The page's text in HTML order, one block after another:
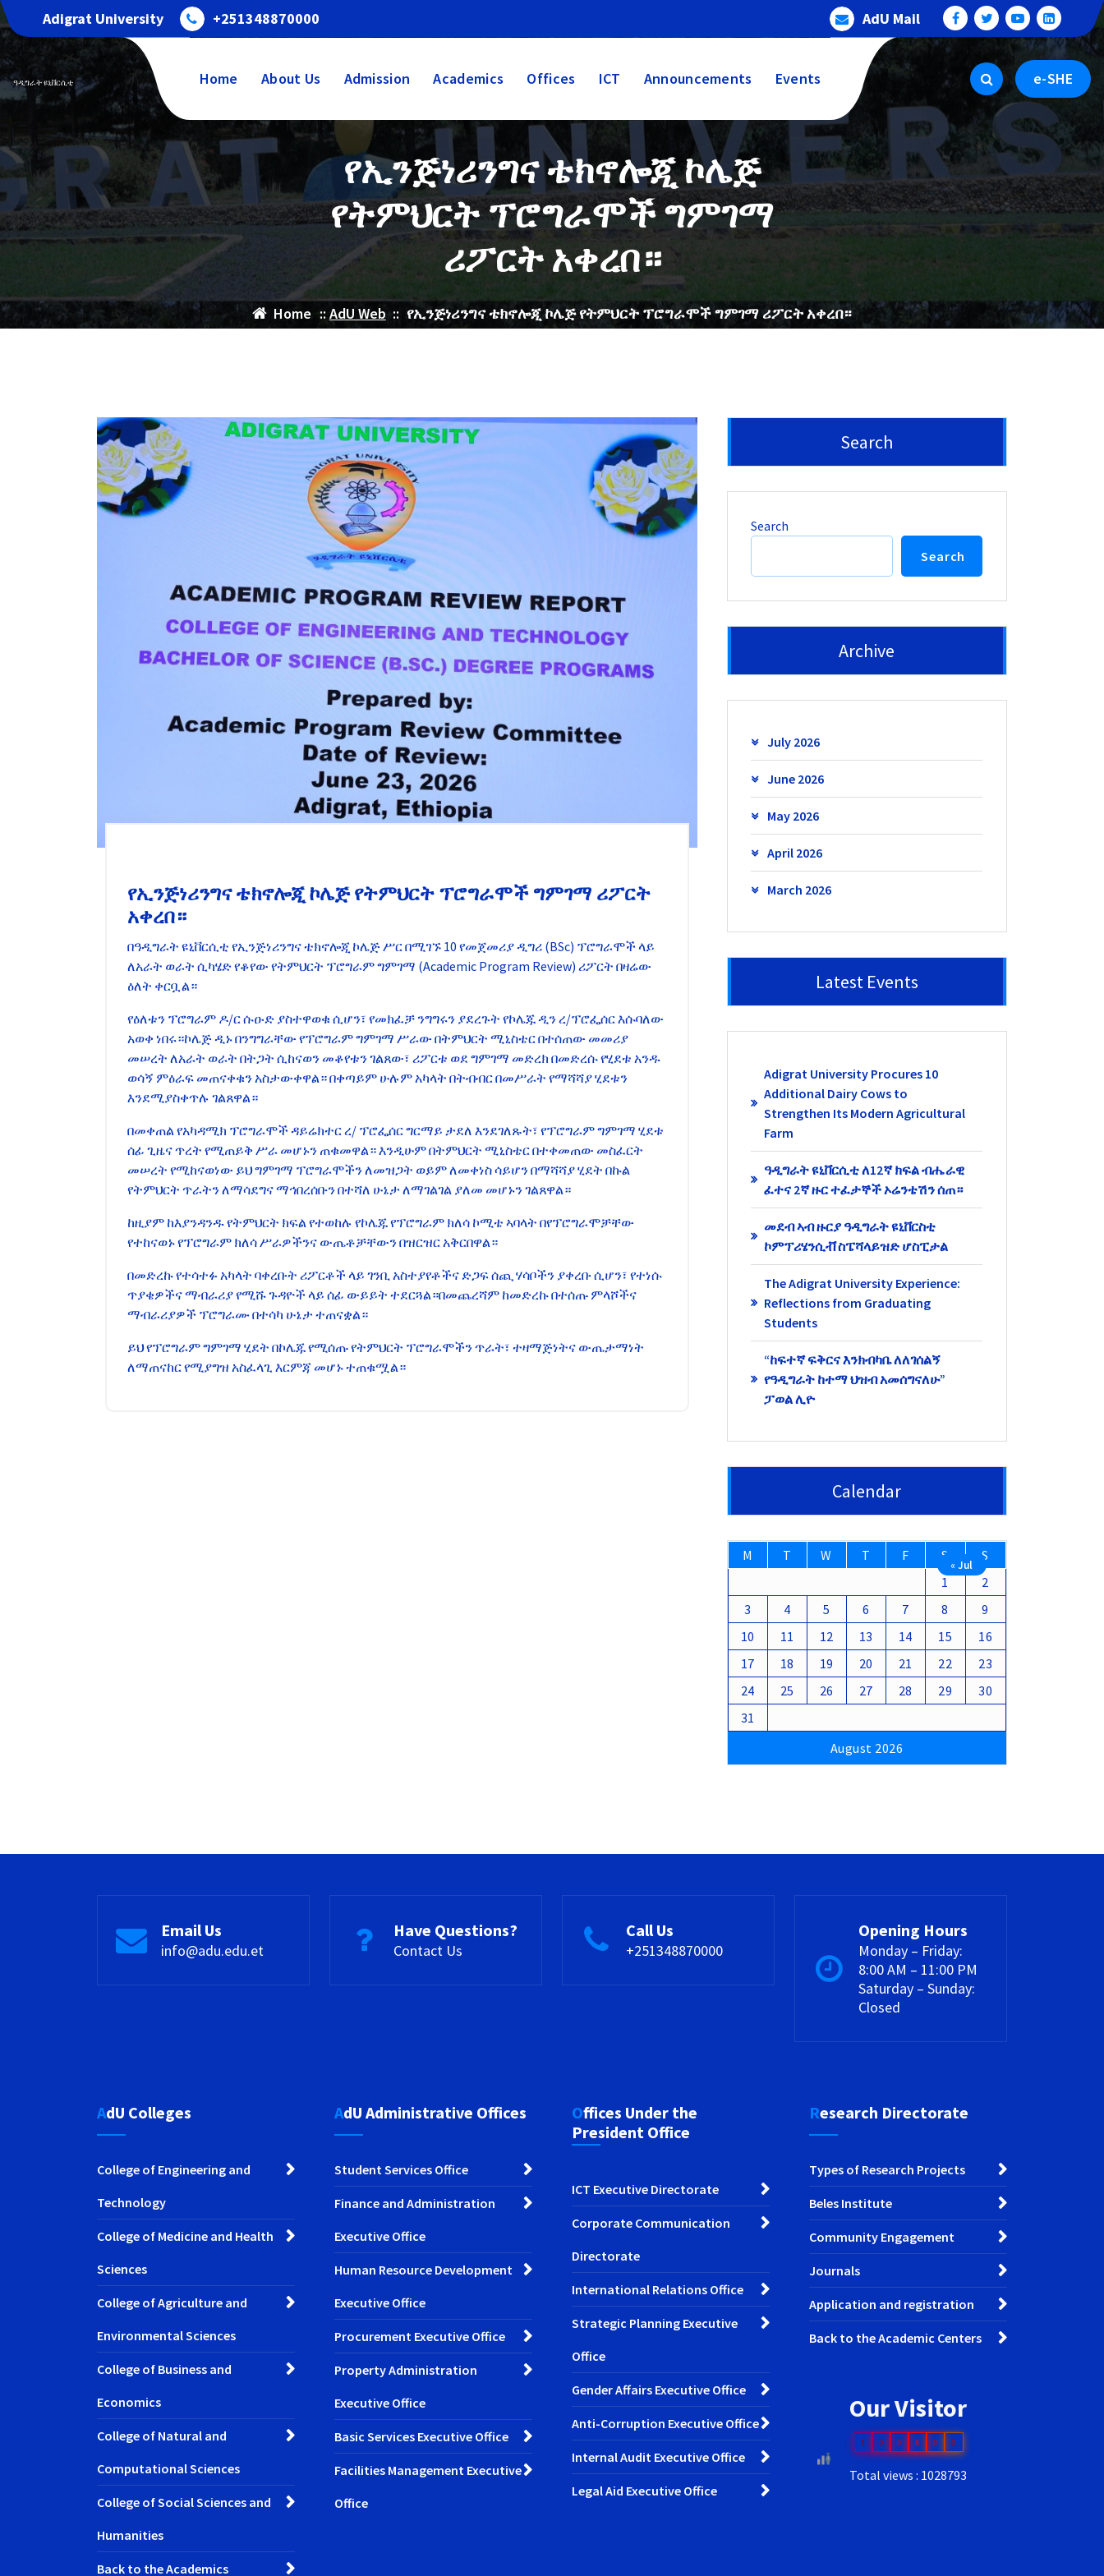
Skip
to
content
Adigrat University +251348870000 AdU Mail
ዓዲግራት ዩኒቨርሲቲ Home About Us Admission Academics Offices ICT Announcements Events e-SHE
የኢንጅነሪንግና ቴክኖሎጂ ኮሌጅ
የትምህርት ፕሮግራሞች ግምገማ
ሪፖርት አቀረበ።
Home ::AdU Web :: የኢንጅነሪንግና ቴክኖሎጂ ኮሌጅ የትምህርት ፕሮግራሞች ግምገማ ሪፖርት አቀረበ።
የኢንጅነሪንግና ቴክኖሎጂ ኮሌጅ የትምህርት ፕሮግራሞች ግምገማ ሪፖርት
አቀረበ።
በዓዲግራት ዩኒቨርሲቲ የኢንጅነሪንግና ቴክኖሎጂ ኮሌጅ ሥር በሚገኙ 10 የመጀመሪያ ዲግሪ (BSc) ፕሮግራሞች ላይ
ለአራት ወራት ሲካሄድ የቆየው የትምህርት ፕሮግራም ግምገማ (Academic Program Review) ሪፖርት በዛሬው
ዕለት ቀርቧል።
የዕለቱን ፕሮግራም ዶ/ር ሱዑድ ያስተዋወቁ ሲሆን፣ የመክፈቻ ንግግሩን ያደረጉት የኮሌጁ ዲን ረ/ፕሮፌሰር እሱባለው
አወቀ ነበሩ።ኮሌጅ ዲኑ በንግግራቸው የፕሮግራም ግምገማ ሥራው በትምህርት ሚኒስቴር በተሰጠው መመሪያ
መሠረት ለአራት ወራት በትጋት ሲከናወን መቆየቱን ገልጸው፣ ሪፖርቱ ወደ ግምገማ መድረክ በመድረሱ የሂደቱ አንዱ
ወሳኝ ምዕራፍ መጠናቀቁን አስታውቀዋል። በቀጣይም ሁሉም አካላት በትብብር በመሥራት የማሻሻያ ሂደቱን
እንደሚያስቀጥሉ ገልጸዋል።
በመቀጠል የአካዳሚክ ፕሮግራሞች ዳይሬክተር ረ/ ፕሮፌሰር ግርማይ ታደለ እንደገለጹት፣ የፕሮግራም ግምገማ ሂደቱ
ሰፊ ጊዜና ጥረት የሚጠይቅ ሥራ መሆኑን ጠቁመዋል። እንዲሁም በትምህርት ሚኒስቴር በተቀመጠው መስፈርት
መሠረት የሚከናወነው ይህ ግምገማ ፕሮግራሞችን ለመዝጋት ወይም ለመቀነስ ሳይሆን በማሻሻያ ሂደት በኩል
የትምህርት ጥራትን ለማሳደግና ማኅበረሰቡን በተሻለ ሁኔታ ለማገልገል ያለመ መሆኑን ገልጸዋል።
ከዚያም ከእያንዳንዱ የትምህርት ክፍል የተወከሉ የኮሌጁ የፕሮግራም ክለሳ ኮሚቴ ኣባላት በየፕሮግራሞቻቸው
የተከናወኑ የፕሮግራም ክለሳ ሥራዎችንና ውጤቶቻቸውን በዝርዝር አቅርበዋል።
በመድረኩ የተሳተፉ አካላት ባቀረቡት ሪፖርቶች ላይ ገንቢ አስተያየቶችና ድጋፍ ሰጪ ሃሳቦችን ያቀረቡ ሲሆን፣ የተነሱ
ጥያቄዎችና ማብራሪያ የሚሹ ጉዳዮች ላይ ሰፊ ውይይት ተደርጓል።በመጨረሻም ከመድረኩ በተሰጡ ምላሾችና
ማብራሪያዎች ፕሮግራሙ በተሳካ ሁኔታ ተጠናቋል።
ይህ የፕሮግራም ግምገማ ሂደት በኮሌጁ የሚሰጡ የትምህርት ፕሮግራሞችን ጥራት፣ ተዛማጅነትና ውጤታማነት
ለማጠናከር የሚያግዝ አስፈላጊ እርምጃ መሆኑ ተጠቁሟል።
Search
Search
Search
Archive
July 2026
June 2026
May 2026
April 2026
March 2026
Latest Events
Adigrat University Procures 10
Additional Dairy Cows to
Strengthen Its Modern Agricultural
Farm
ዓዲግራት ዩኒቨርሲቲ ለ12ኛ ክፍል ብሔራዊ
ፈተና 2ኛ ዙር ተፈታኞች ኦሬንቴሽን ሰጠ።
መደብ ኣብ ዙርያ ዓዲግራት ዩኒቨርስቲ
ኮምፕሪሄንሲቭ ስፔሻላይዝድ ሆስፒታል
The Adigrat University Experience:
Reflections from Graduating
Students
“ከፍተኛ ፍቅርና እንክብካቤ ለለገሰልኝ
የዓዲግራት ከተማ ህዝብ አመሰግናለሁ”
ፓወል ሊዮ
Calendar
August 2026
M T W T F S
S
1
2
3
4 5 6 7 8
9
10
11 12 13 14 15
16
17
18 19 20 21 22
23
24
25 26 27 28 29
30
31
« Jul
Email Us
info@adu.edu.et
Have Questions?
Contact Us
Call Us
+251348870000
Opening Hours
Monday – Friday:
8:00 AM – 11:00 PM
Saturday – Sunday:
Closed
AdU Colleges
College of Engineering and
Technology
College of Medicine and Health
Sciences
College of Agriculture and
Environmental Sciences
College of Business and
Economics
College of Natural and
Computational Sciences
College of Social Sciences and
Humanities
Back to the Academics
AdU Administrative Offices
Student Services Office
Finance and Administration
Executive Office
Human Resource Development
Executive Office
Procurement Executive Office
Property Administration
Executive Office
Basic Services Executive Office
Facilities Management Executive
Office
Offices Under the
President Office
ICT Executive Directorate
Corporate Communication
Directorate
International Relations Office
Strategic Planning Executive
Office
Gender Affairs Executive Office
Anti-Corruption Executive Office
Internal Audit Executive Office
Legal Aid Executive Office
Research Directorate
Types of Research Projects
Beles Institute
Community Engagement
Journals
Application and registration
Back to the Academic Centers
Our Visitor
1 0 0 8 0 0
Total views : 1028793